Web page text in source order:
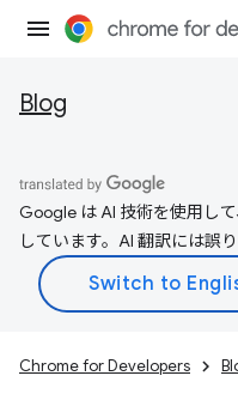
Blog
Google は AI 技術を使用し
しています。AI 翻訳には誤
Chrome for Developers